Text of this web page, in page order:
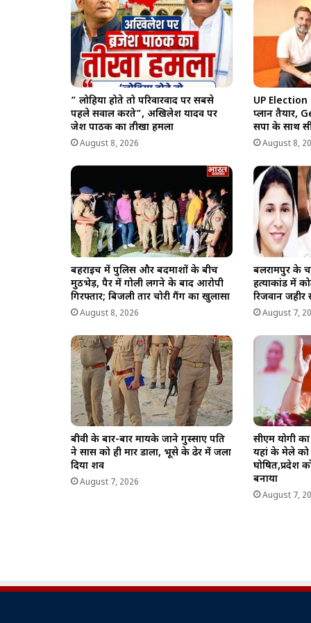
” लोहिया होते तो परिवारवाद पर सबसे
पहले सवाल करते”, अखिलेश यादव पर
ब्रजेश पाठक का तीखा हमला
August 8, 2026
UP Election
प्लान तैयार,
सपा के साथ
August 8,
बहराइच में पुलिस और बदमाशों के बीच
मुठभेड़, पैर में गोली लगने के बाद आरोपी
गिरफ्तार; बिजली तार चोरी गैंग का खुलासा
August 8, 2026
बलरामपुर के
हत्याकांड में
रिजवान
August 7,
बीवी के बार-बार मायके जाने गुस्साए पति
ने सास को ही मार डाला, भूसे के ढेर में जला
दिया शव
August 7, 2026
सीएम योगी
यहां के मेले को
घोषित,प्रदेश
बनाया
August 7,